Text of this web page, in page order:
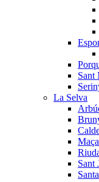
Sant
La Selva
Sant